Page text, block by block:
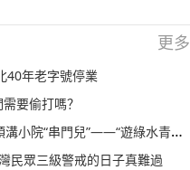
更多
40年老字號停業
要偷打嗎？
串門兒”——“遊綠水青山，訪精品民宿”
民眾三級警戒的日子真難過